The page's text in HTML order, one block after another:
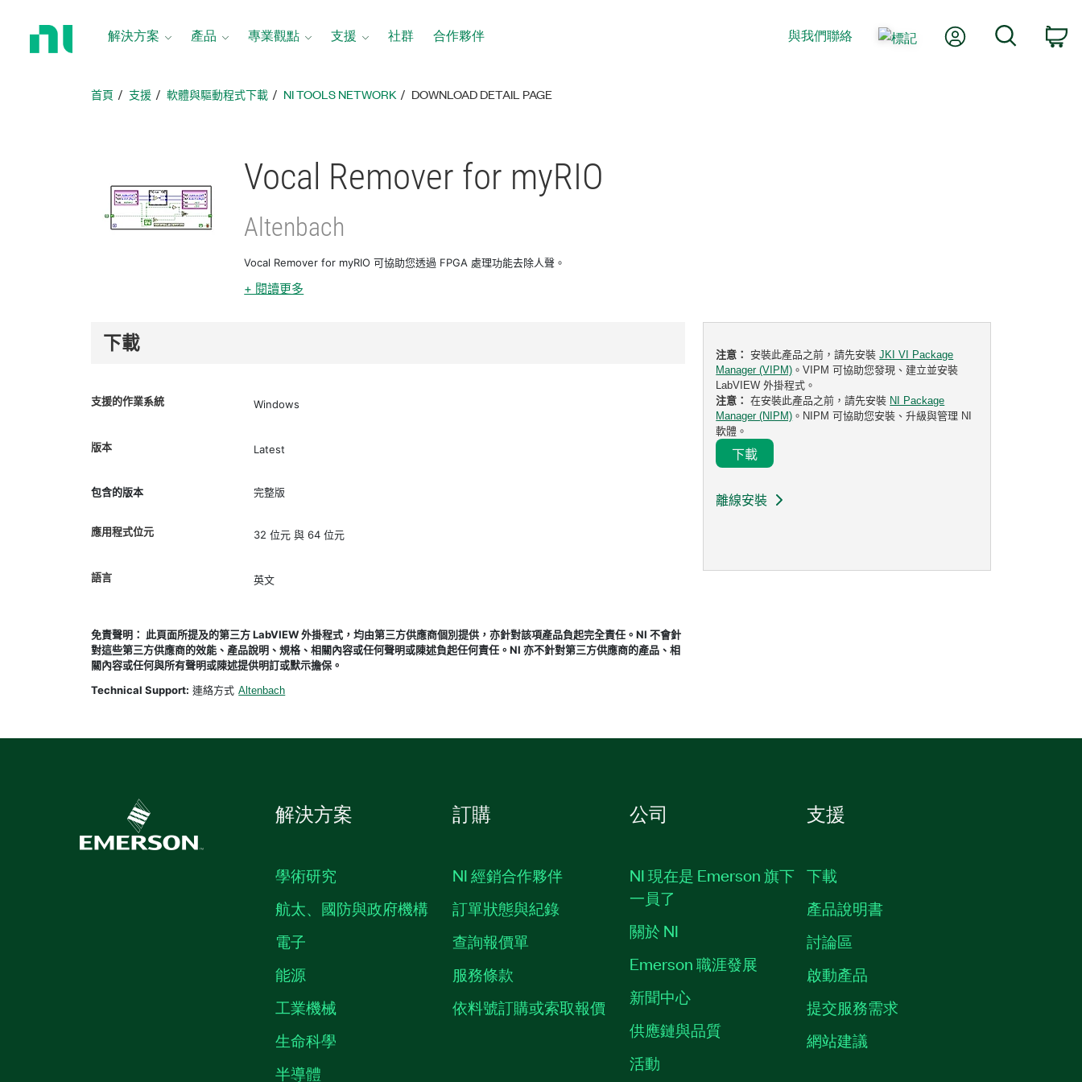
解決方案 產品 專業觀點 支援 社群 合作夥伴 與我們聯絡 我的帳號
首頁 支援 軟體與驅動程式下載 NI TOOLS NETWORK DOWNLOAD DETAIL PAGE
Vocal Remover for myRIO
Altenbach
Vocal Remover for myRIO 可協助您透過 FPGA 處理功能去除人聲。
+ 閱讀更多
下載
支援的作業系統 Windows
版本 Latest
包含的版本 完整版
應用程式位元 32 位元 與 64 位元
語言 英文
免責聲明： 此頁面所提及的第三方 LabVIEW 外掛程式，均由第三方供應商個別提供，亦針對該項產品負起完全責任。NI 不會針
對這些第三方供應商的效能、產品說明、規格、相關內容或任何聲明或陳述負起任何責任。NI 亦不針對第三方供應商的產品、相
關內容或任何與所有聲明或陳述提供明訂或默示擔保。
Technical Support: 連絡方式 Altenbach
注意： 安裝此產品之前，請先安裝JKI VI Package
Manager (VIPM) 。VIPM 可協助您發現、建立並安裝
LabVIEW 外掛程式。
注意：在安裝此產品之前，請先安裝 NI Package
Manager (NIPM) 。NIPM 可協助您安裝、升級與管理 NI
軟體。
下載
離線安裝
解決方案
學術研究
航太、國防與政府機構
電子
能源
工業機械
生命科學
半導體
訂購
NI 經銷合作夥伴
訂單狀態與紀錄
查詢報價單
服務條款
依料號訂購或索取報價
公司
NI 現在是 Emerson 旗下
一員了
關於 NI
Emerson 職涯發展
新聞中心
供應鏈與品質
活動
支援
下載
產品說明書
討論區
啟動產品
提交服務需求
網站建議